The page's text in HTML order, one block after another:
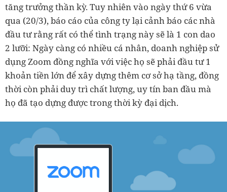
tăng trưởng thần kỳ. Tuy nhiên vào ngày thứ 6 vừa
qua (20/3), báo cáo của công ty lại cảnh báo các nhà
đầu tư rằng rất có thể tình trạng này sẽ là 1 con dao
2 lưỡi: Ngày càng có nhiều cá nhân, doanh nghiệp sử
dụng Zoom đồng nghĩa với việc họ sẽ phải đầu tư 1
khoản tiền lớn để xây dựng thêm cơ sở hạ tầng, đồng
thời còn phải duy trì chất lượng, uy tín ban đầu mà
họ đã tạo dựng được trong thời kỳ đại dịch.